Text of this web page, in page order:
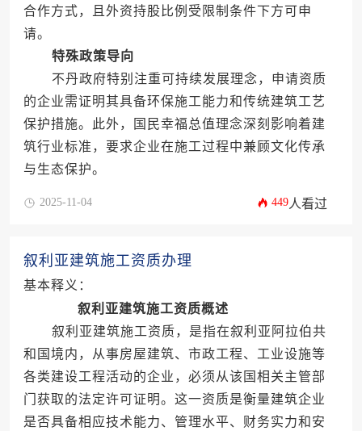
合作方式，且外资持股比例受限制条件下方可申
请。
特殊政策导向
不丹政府特别注重可持续发展理念，申请资质
的企业需证明其具备环保施工能力和传统建筑工艺
保护措施。此外，国民幸福总值理念深刻影响着建
筑行业标准，要求企业在施工过程中兼顾文化传承
与生态保护。
2025-11-04 449人看过
叙利亚建筑施工资质办理
基本释义：
叙利亚建筑施工资质概述
叙利亚建筑施工资质，是指在叙利亚阿拉伯共
和国境内，从事房屋建筑、市政工程、工业设施等
各类建设工程活动的企业，必须从该国相关主管部
门获取的法定许可证明。这一资质是衡量建筑企业
是否具备相应技术能力、管理水平、财务实力和安